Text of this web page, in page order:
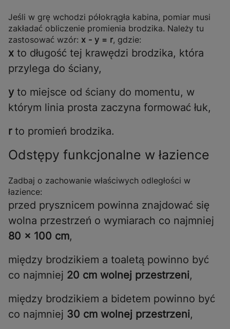
Jeśli w grę wchodzi półokrągła kabina, pomiar musi
zakładać obliczenie promienia brodzika. Należy tu
zastosować wzór: x - y = r, gdzie:
x to długość tej krawędzi brodzika, która
przylega do ściany,
y to miejsce od ściany do momentu, w
którym linia prosta zaczyna formować łuk,
rto promień brodzika.
Odstępy funkcjonalne w łazience
Zadbaj o zachowanie właściwych odległości w
łazience:
przed prysznicem powinna znajdować się
wolna przestrzeń o wymiarach co najmniej
80 × 100 cm,
między brodzikiem a toaletą powinno być
co najmniej 20 cm wolnej przestrzeni,
między brodzikiem a bidetem powinno być
co najmniej 30 cm wolnej przestrzeni,